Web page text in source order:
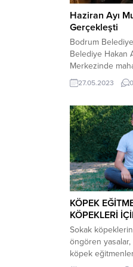
Haziran Ayı
Gerçekleşti
Bodrum
Belediye Hakan
Merkezinde
geldi. Bodrum
Müdürlüğü
Ahmet Aras,
üyeleri, Bodrum
Başkanı Ahmet
muhtarları ve
Toplantıda dört
27.05.2023 0
KÖPEK
KÖPEKLERİ
Sokak
öngören
köpek